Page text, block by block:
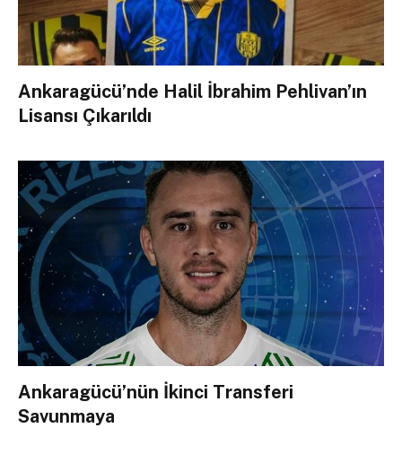
Ankaragücü’nde Halil İbrahim Pehlivan’ın
Lisansı Çıkarıldı
Ankaragücü’nün İkinci Transferi
Savunmaya